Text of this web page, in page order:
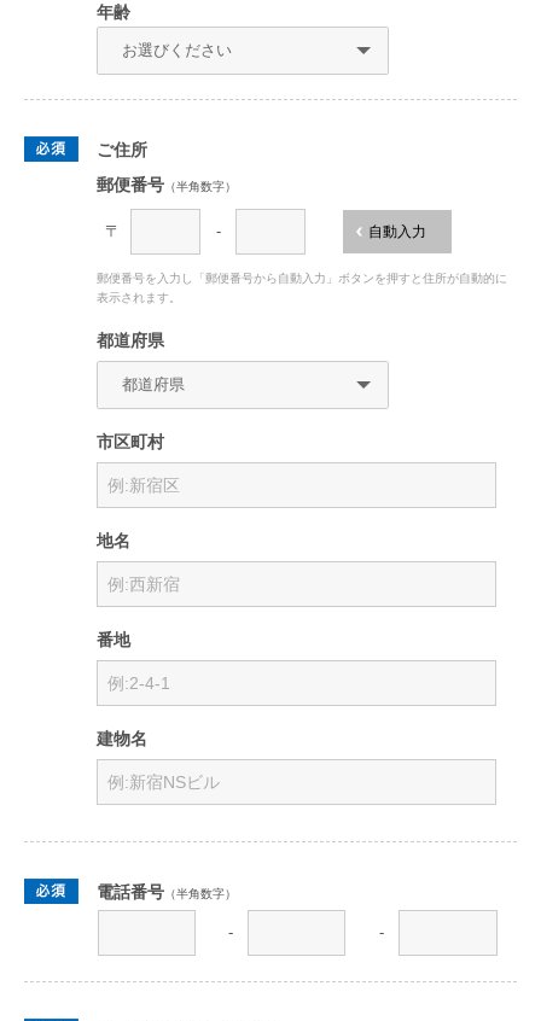
年齢
ご住所
郵便番号 （半角数字）
〒 - 自動入力
郵便番号を入力し「郵便番号から自動入力」ボタンを押すと住所が自動的に
表示されます。
都道府県
市区町村
地名
番地
建物名
電話番号 （半角数字）
- -